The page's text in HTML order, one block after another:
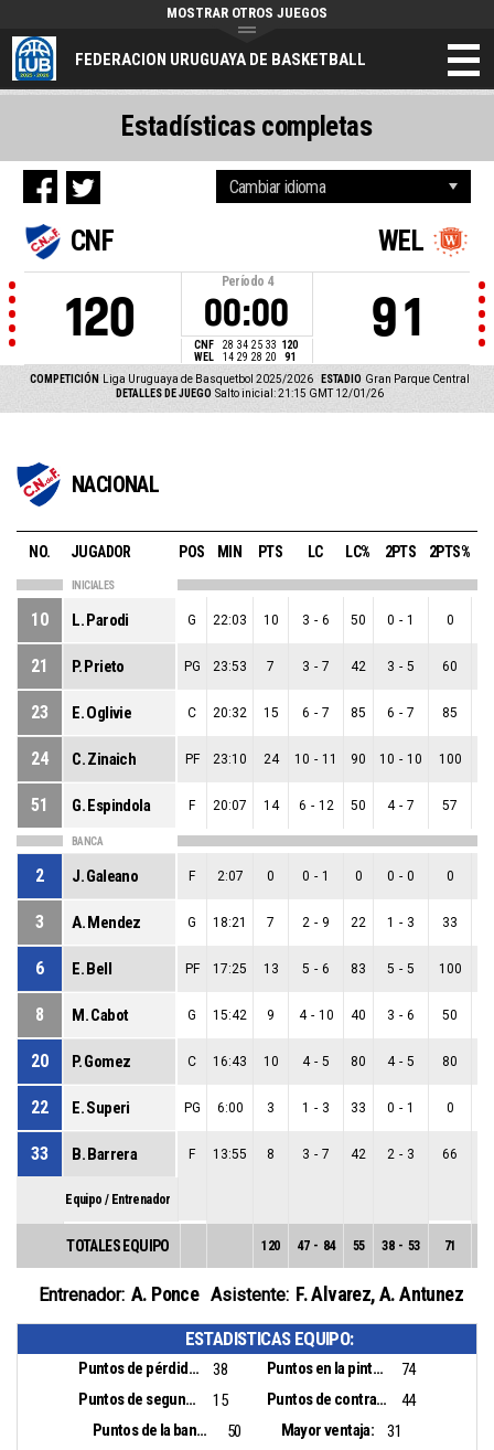
FEDERACION URUGUAYA DE BASKETBALL
MOSTRAR OTROS JUEGOS
CNF
120
Período 4
00:00
CNF 28 34 25 33 120
WEL
14 29 28 20 91
WEL
91
COMPETICIÓN Liga Uruguaya de Basquetbol 2025/2026 ESTADIO Gran Parque Central
DETALLES DE JUEGO Salto inicial: 21:15 GMT 12/01/26
Estadísticas completas
NACIONAL
NO. JUGADOR POS MIN PTS LC LC% 2PTS 2PTS%
INICIALES
10 L. Parodi G 22:03 10 3 - 6 50 0 - 1 0
21 P. Prieto PG 23:53 7 3 - 7 42 3 - 5 60
23 E. Oglivie C 20:32 15 6 - 7 85 6 - 7 85
24 C. Zinaich PF 23:10 24 10 - 11 90 10 - 10 100
51 G. Espindola F 20:07 14 6 - 12 50 4 - 7 57
BANCA
2 J. Galeano F 2:07 0 0 - 1 0 0 - 0 0
3 A. Mendez G 18:21 7 2 - 9 22 1 - 3 33
6 E. Bell PF 17:25 13 5 - 6 83 5 - 5 100
8 M. Cabot G 15:42 9 4 - 10 40 3 - 6 50
20 P. Gomez C 16:43 10 4 - 5 80 4 - 5 80
22 E. Superi PG 6:00 3 1 - 3 33 0 - 1 0
33 B. Barrera F 13:55 8 3 - 7 42 2 - 3 66
Equipo / Entrenador
TOTALES EQUIPO 120 47 - 84 55 38 - 53 71
Entrenador: A. Ponce Asistente: F. Alvarez,A. Antunez
ESTADISTICAS EQUIPO:
Puntos de pérdidas: 38 Puntos en la pintura:
74
Puntos de segunda oportunidad:
15 Puntos de contra ataque:
44
Puntos de la banca:
50 Mayor ventaja:
31